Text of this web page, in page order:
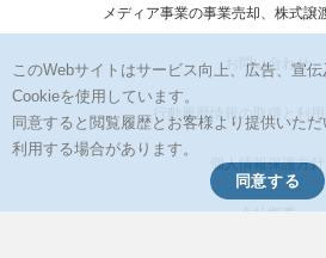
メディア事業の事業売却、株式譲
お問い合わせ
行動履歴情報の取得と利
個人情報保護方針
会社概要
このWebサイトはサービス向上、広告、宣
Cookieを使用しています。
同意すると閲覧履歴とお客様より提供いた
利用する場合があります。
同意する